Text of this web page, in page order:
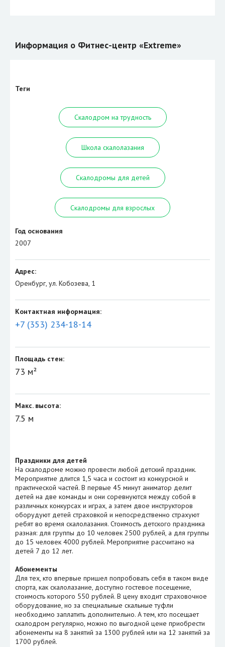
Информация о Фитнес-центр «Extreme»
Теги
Скалодром на трудность
Школа скалолазания
Скалодромы для детей
Скалодромы для взрослых
Год основания
2007
Адрес:
Оренбург, ул. Кобозева, 1
Контактная информация:
+7 (353) 234-18-14
Площадь стен:
73 м²
Макс. высота:
7.5 м
Праздники для детей
На скалодроме можно провести любой детский праздник.
Мероприятие длится 1,5 часа и состоит из конкурсной и
практической частей. В первые 45 минут аниматор делит
детей на две команды и они соревнуются между собой в
различных конкурсах и играх, а затем двое инструкторов
оборудуют детей страховкой и непосредственно страхуют
ребят во время скалолазания. Стоимость детского праздника
разная: для группы до 10 человек 2500 рублей, а для группы
до 15 человек 4000 рублей. Мероприятие рассчитано на
детей 7 до 12 лет.
Абонементы
Для тех, кто впервые пришел попробовать себя в таком виде
спорта, как скалолазание, доступно гостевое посещение,
стоимость которого 550 рублей. В цену входит страховочное
оборудование, но за специальные скальные туфли
необходимо заплатить дополнительно. А тем, кто посещает
скалодром регулярно, можно по выгодной цене приобрести
абонементы на 8 занятий за 1300 рублей или на 12 занятий за
1700 рублей.